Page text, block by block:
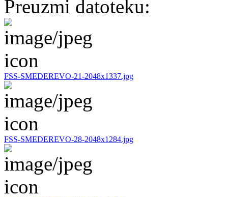
Preuzmi datoteku:
FSS-SMEDEREVO-21-2048x1337.jpg
FSS-SMEDEREVO-28-2048x1284.jpg